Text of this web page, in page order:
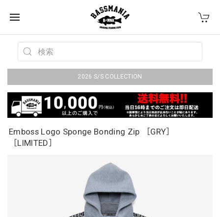
2026 S/S COLLECTION
Emboss Logo Sponge Bonding Zip ［GRY］
［LIMITED］